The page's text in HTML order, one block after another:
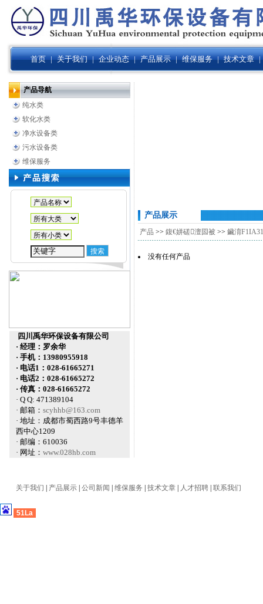
首页 | 关于我们 | 企业动态 | 产品展示 | 维保服务 | 技术文章 |
产品导航
纯水类
软化水类
净水设备类
污水设备类
维保服务
四川禹华环保设备有限公司
· 经理：罗余华
· 手机：13980955918
· 电话1：028-61665271
· 电话2：028-61665272
· 传真：028-61665272
· Q Q: 471389104
· 邮箱： scyhhb@163.com
· 地址：成都市蜀西路9号丰德羊
西中心1209
· 邮编：610036
· 网址： www.028hb.com
产品展示
产品 >> 鍑€姘磋澶囩被 >> 鑶淯
没有任何产品
关于我们 产品展示 公司新闻 维保服务 技术文章 人才招聘 联系我们
51La